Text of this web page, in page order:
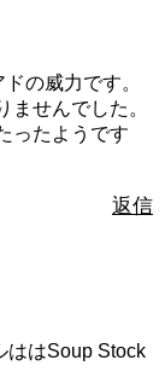
の威力です。
せんでした。
ったようです
返信
ははSoup Stock